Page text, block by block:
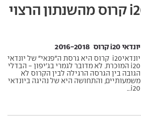
יונדאי i20 קרוס ‏ 2016-2018
יונדאיi20 קרוס היא גרסת ה"פנאי" של יונדאי
i20 המוכרת. לא מדובר לגמרי בג'יפון - הבדלי
הגובה בין הגרסה הרגילה לבין הקרוס לא
משמעותיים, והתחושה היא של נהיגה ביונדאי
i20...